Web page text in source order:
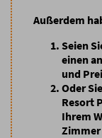
Außerdem
Seien
einen
und
Oder
Resort
Ihrem